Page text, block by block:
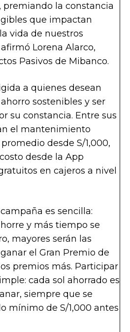
premiando la constancia
que impactan
vida de nuestros
Lorena Alarco,
Pasivos de Mibanco.
a quienes desean
sostenibles y ser
su constancia. Entre sus
el mantenimiento
desde S/1,000,
desde la App
en cajeros a nivel
es sencilla:
y más tiempo se
mayores serán las
el Gran Premio de
premios más. Participar
cada sol ahorrado es
siempre que se
mínimo de S/1,000 antes